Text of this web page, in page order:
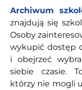
Archiwum
znajdują się
Osoby
wykupić dostęp
i obejrzeć
siebie czasie.
którzy nie mogli